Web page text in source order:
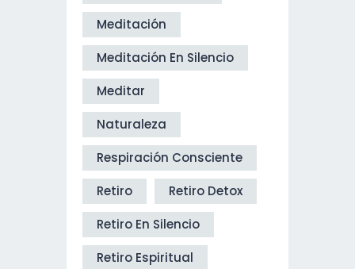
Meditación
Meditación En Silencio
Meditar
Naturaleza
Respiración Consciente
Retiro
Retiro Detox
Retiro En Silencio
Retiro Espiritual